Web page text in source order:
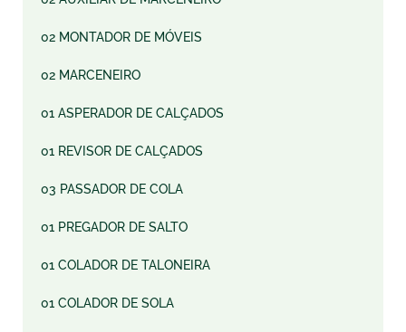
02 MONTADOR DE MÓVEIS
02 MARCENEIRO
01 ASPERADOR DE CALÇADOS
01 REVISOR DE CALÇADOS
03 PASSADOR DE COLA
01 PREGADOR DE SALTO
01 COLADOR DE TALONEIRA
01 COLADOR DE SOLA